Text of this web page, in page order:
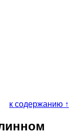
к содержанию ↑